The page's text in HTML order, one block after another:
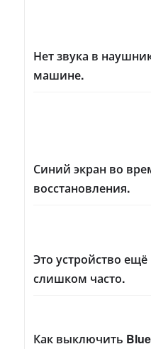
Нет звука в
машине.
Синий экран во
восстановления.
Это устройство ещё
слишком часто.
Как выключить